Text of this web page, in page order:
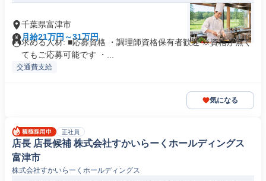
千葉県富津市
月給21万円～31万円
求める人材: ■応募資格 ・調理師資格保有者歓迎 ※資格が無く
てもご応募可能です ・...
交通費支給
気になる
正社員
店長 店長候補 株式会社すかいらーくホールディングス
富津市
株式会社すかいらーくホールディングス